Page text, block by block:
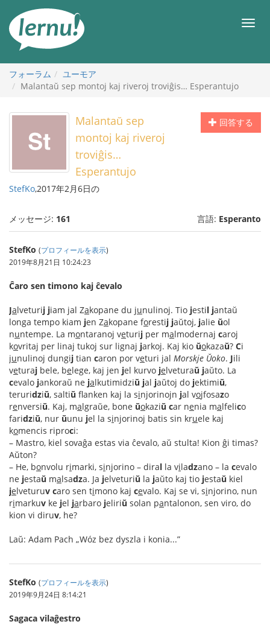
メ
フォーラム
ユーモア
Malantaŭ sep montoj kaj riveroj troviĝis… Esperantujo
回答する
Malantaŭ sep
montoj kaj riveroj
troviĝis…
Esperantujo
StefKo,2017年2月6日の
メッセージ: 161 言語: Esperanto
StefKo (プロフィールを表示)
2019年8月21日 10:24:23
Ĉaro sen timono kaj ĉevalo
Jalveturij jiam jal Zakopane du junulinoj. Tio jestil jantaŭ
longa tempo kiam jen Zakopane forestij jaŭtoj, jalie ŭol
nuntempe. La montaranoj veturij per malmodernaj caroj
kovritaj per linaj tukoj sur lignaj jarkoj. Kaj kio ŭokazaŭ? Ci
junulinoj dungij tian caron por veturi jal Morskje Ŭoko. Jili
veturaj bele, belege, kaj jen jel kurvo jelveturaŭ jaŭto. La
cevalo jankoraŭ ne jalkutimidziŭ jal jaŭtoj do jektimiŭ,
teruridziŭ, saltiŭ flanken kaj la sinjorinojn jal vojfosazo
renversiŭ. Kaj, malgraŭe, bone ŭokaziŭ car nenia malfelico
faridziŭ, nur ŭunu jel la sinjorinoj batis sin kruele kaj
komencis riproci:
– Mastro, kiel sovaĝa estas via ĉevalo, aŭ stulta! Kion ĝi timas?
Aŭton?
– He, bonvolu rimarki, sinjorino – diral la viladzano – la cevalo
ne jestaŭ malsadza. Ja jelveturiŭ la jaŭto kaj tio jestaŭ kiel
jelveturuv caro sen timono kaj cevalo. Kaj se vi, sinjorino, nun
rimarkuv ke jel jarbaro jeliriŭ solan pantalonon, sen viro, do
kion vi diruv, he?
Laŭ: Adam Pach „Wóz bez dyszla i konia...”
StefKo (プロフィールを表示)
2019年9月24日 8:14:21
Sagaca vilaĝestro